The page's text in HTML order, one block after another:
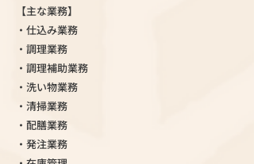
【主な業務】
・仕込み業務
・調理業務
・調理補助業務
・洗い物業務
・清掃業務
・配膳業務
・発注業務